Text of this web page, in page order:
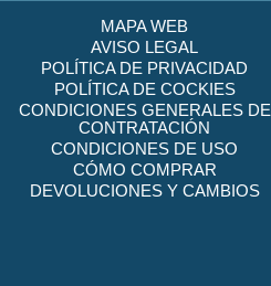
MAPA WEB
AVISO LEGAL
POLÍTICA DE PRIVACIDAD
POLÍTICA DE COCKIES
CONDICIONES GENERALES DE
CONTRATACIÓN
CONDICIONES DE USO
CÓMO COMPRAR
DEVOLUCIONES Y CAMBIOS